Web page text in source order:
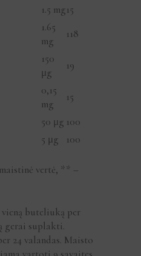
1.5 mg15
1.65
mg
118
150
μg
19
0,15
mg
15
50 μg 100
5 μg 100
vertė, ** –
buteliuką per
gerai suplakti.
24 valandas. Maisto